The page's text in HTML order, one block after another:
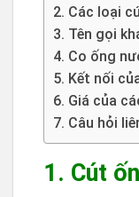
2. Các loại
3. Tên gọi
4. Co ống
5. Kết nối
6. Giá của
7. Câu hỏi
1. Cút